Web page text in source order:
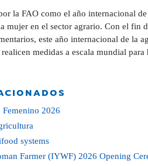
la FAO como el año internacional
mujer en el sector agrario. Con el fin
este año internacional de la
medidas a escala mundial
Femenino 2026
systems
Farmer (IYWF) 2026 Opening